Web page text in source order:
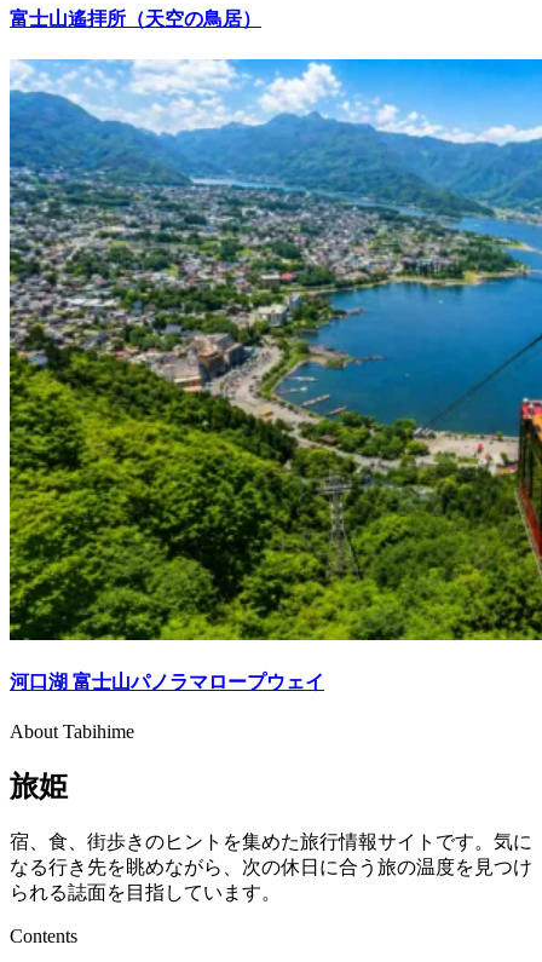
富士山遙拝所（天空の鳥居）
河口湖 富士山パノラマロープウェイ
About Tabihime
旅姫
宿、食、街歩きのヒントを集めた旅行情報サイトです。気に
なる行き先を眺めながら、次の休日に合う旅の温度を見つけ
られる誌面を目指しています。
Contents